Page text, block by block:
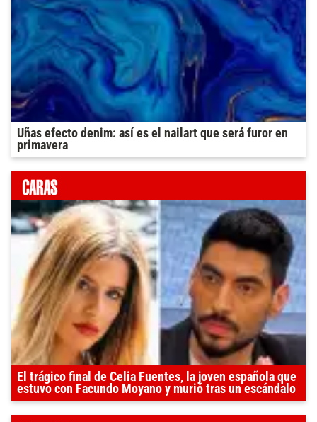
Uñas efecto denim: así es el nailart que será furor en
primavera
El trágico final de Celia Fuentes, la joven española que
estuvo con Facundo Moyano y murió tras un escándalo